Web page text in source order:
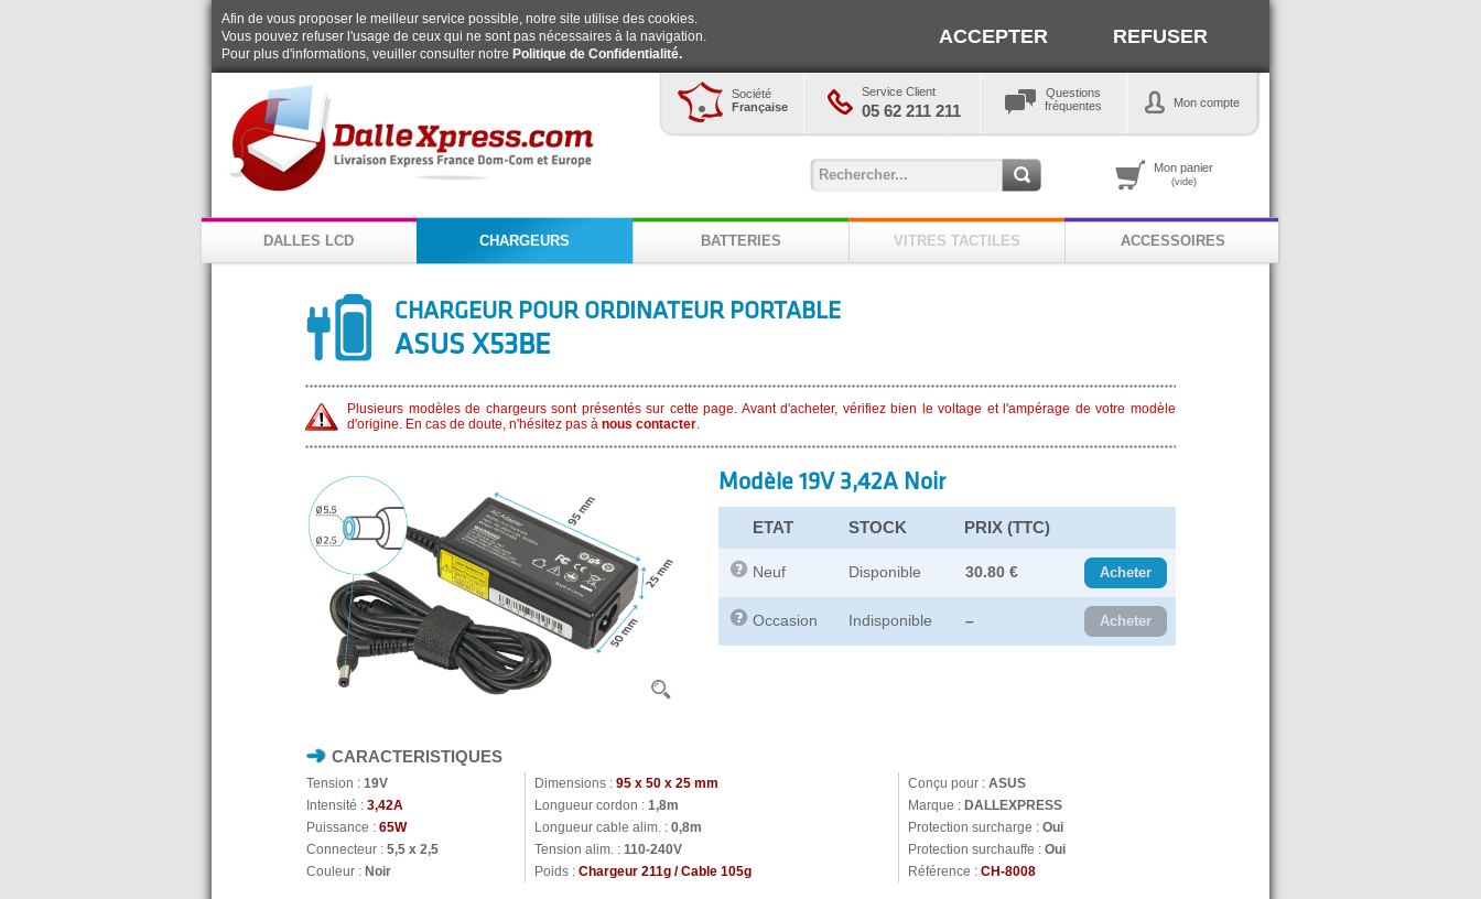
Afin de vous proposer le meilleur service possible, notre site utilise des cookies.
Vous pouvez refuser l'usage de ceux qui ne sont pas nécessaires à la navigation.
Pour plus d'informations, veuiller consulter notre Politique de Confidentialité.
ACCEPTER REFUSER
Société
Française
Service Client
05 62 211 211
Questions
fréquentes
Mon compte
Mon panier
(vide)
DALLES LCD CHARGEURS BATTERIES VITRES TACTILES ACCESSOIRES
CHARGEUR POUR ORDINATEUR PORTABLE
ASUS X53BE
Plusieurs modèles de chargeurs sont présentés sur cette page. Avant d'acheter, vérifiez bien le voltage et l'ampérage de votre modèle
d'origine. En cas de doute, n'hésitez pas à nous contacter.
Modèle 19V 3,42A Noir
ETAT STOCK PRIX (TTC)
Neuf Disponible 30.80 € Acheter
Occasion Indisponible – Acheter
CARACTERISTIQUES
Tension : 19V Dimensions : 95 x 50 x 25 mm Conçu pour : ASUS
Intensité : 3,42A Longueur cordon : 1,8m Marque : DALLEXPRESS
Puissance : 65W Longueur cable alim. : 0,8m Protection surcharge : Oui
Connecteur : 5,5 x 2,5 Tension alim. : 110-240V Protection surchauffe : Oui
Couleur : Noir Poids : Chargeur 211g / Cable 105g Référence : CH-8008